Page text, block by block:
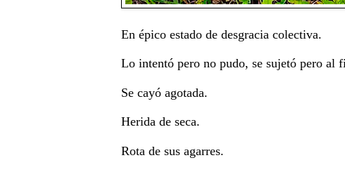
En épico estado de desgracia colectiva.
Lo intentó pero no pudo, se sujetó pero al
Se cayó agotada.
Herida de seca.
Rota de sus agarres.